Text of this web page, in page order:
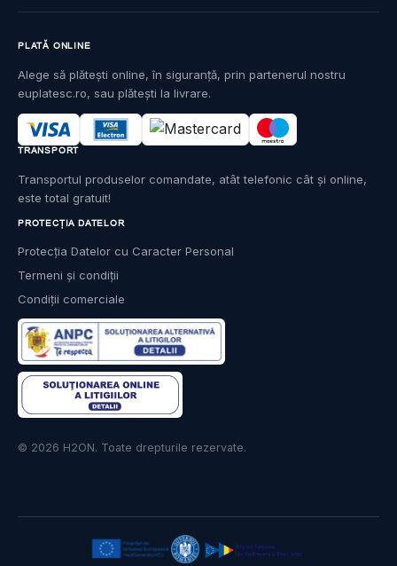
PROTECȚIA DATELOR
Protecția Datelor cu Caracter Personal
Termeni și condiții
Condiții comerciale
© 2026 H2ON. Toate drepturile rezervate.
PLATĂ ONLINE
Alege să plătești online, în siguranță, prin partenerul nostru
euplatesc.ro, sau plătești la livrare.
TRANSPORT
Transportul produselor comandate, atât telefonic cât și online,
este total gratuit!